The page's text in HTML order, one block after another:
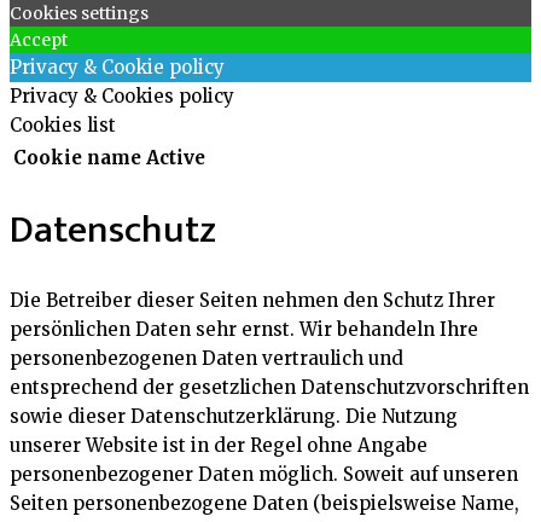
Cookies settings
Accept
Privacy & Cookie policy
Privacy & Cookies policy
Cookies list
Cookie name Active
Datenschutz
Die Betreiber dieser Seiten nehmen den Schutz Ihrer
persönlichen Daten sehr ernst. Wir behandeln Ihre
personenbezogenen Daten vertraulich und
entsprechend der gesetzlichen Datenschutzvorschriften
sowie dieser Datenschutzerklärung. Die Nutzung
unserer Website ist in der Regel ohne Angabe
personenbezogener Daten möglich. Soweit auf unseren
Seiten personenbezogene Daten (beispielsweise Name,